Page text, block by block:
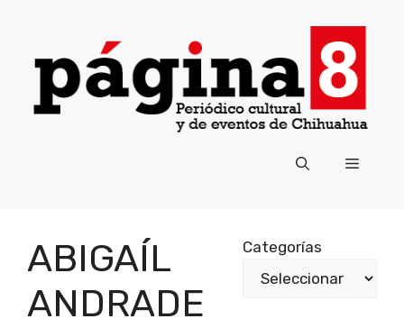
contenido
Menú
ABIGAÍL
ANDRADE
Categorías